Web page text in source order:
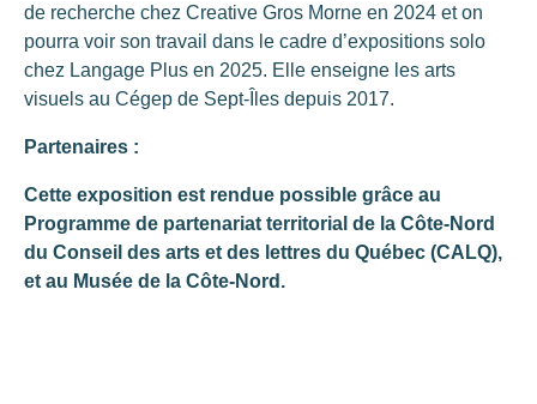
de recherche chez Creative Gros Morne en 2024 et on
pourra voir son travail dans le cadre d’expositions solo
chez Langage Plus en 2025. Elle enseigne les arts
visuels au Cégep de Sept-Îles depuis 2017.
Partenaires :
Cette exposition est rendue possible grâce au
Programme de partenariat territorial de la Côte-Nord
du Conseil des arts et des lettres du Québec (CALQ),
et au Musée de la Côte-Nord.